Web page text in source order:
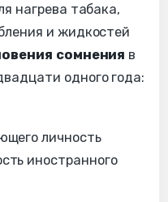
нагрева табака,
и жидкостей
сомнения в
одного года:
личность
иностранного